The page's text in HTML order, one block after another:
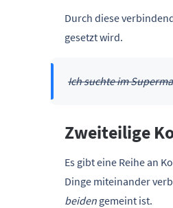
Durch diese
gesetzt wird.
Ich suchte im
Zweiteilige
Es gibt eine Reihe an
Dinge miteinander
beiden gemeint ist.